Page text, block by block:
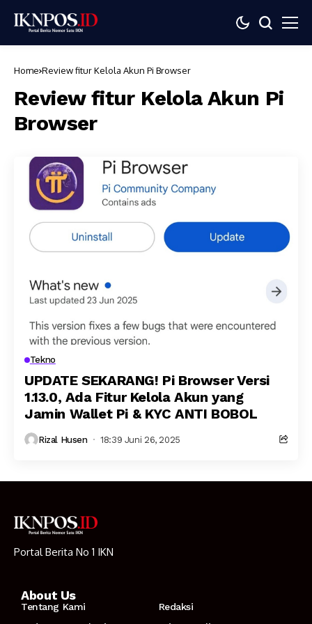
Home Review fitur Kelola Akun Pi Browser
Review fitur Kelola Akun Pi
Browser
Tekno
UPDATE SEKARANG! Pi Browser Versi
1.13.0, Ada Fitur Kelola Akun yang
Jamin Wallet Pi & KYC ANTI BOBOL
Rizal Husen 18:39 Juni 26, 2025
Portal Berita No 1 IKN
About Us
Tentang Kami
Redaksi